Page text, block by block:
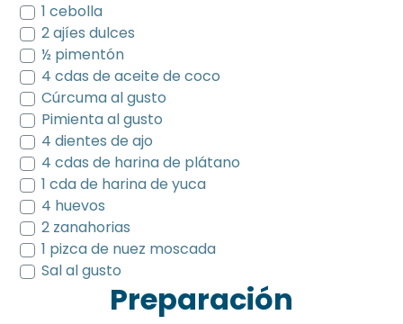
1 cebolla
2 ajíes dulces
½ pimentón
4 cdas de aceite de coco
Cúrcuma al gusto
Pimienta al gusto
4 dientes de ajo
4 cdas de harina de plátano
1 cda de harina de yuca
4 huevos
2 zanahorias
1 pizca de nuez moscada
Sal al gusto
Preparación